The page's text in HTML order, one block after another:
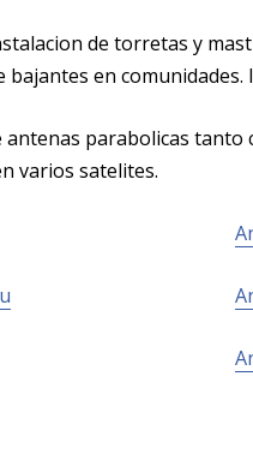
de torretas y
en
parabolicas tanto
varios satelites.